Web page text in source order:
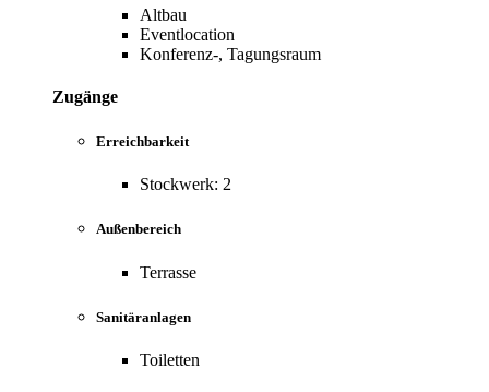
Altbau
Eventlocation
Konferenz-, Tagungsraum
Zugänge
Erreichbarkeit
Stockwerk: 2
Außenbereich
Terrasse
Sanitäranlagen
Toiletten